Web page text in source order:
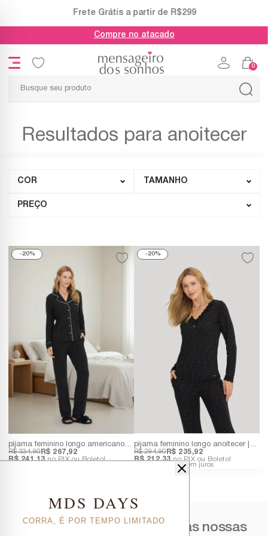
Frete Grátis a partir de R$299
Compre no atacado
0
Resultados para anoitecer
COR TAMANHO
PREÇO
20%
pijama feminino longo americano anoitecer | viscolycra com mini poá
R$ 241,13no PIX ou Boleto!
R$ 334,90R$ 267,92
20%
pijama feminino longo anoitecer | viscolycra com mini poá e detalhes em renda
R$ 212,33no PIX ou Boleto!
R$ 294,90R$ 235,92
R$ 39,32sem juros
Cadastre-se para receber as nossas
MDS DAYS
CORRA, É POR TEMPO LIMITADO